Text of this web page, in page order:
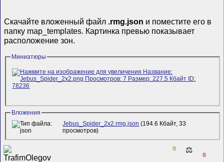
Скачайте вложенный файл .rmg.json и поместите его в
папку map_templates. Картинка превью показывает
расположение зон.
Миниатюры
Вложения
Jebus_Spider_2x2.rmg.json (194.6 Кбайт, 33
просмотров)
0 ⚖️
0